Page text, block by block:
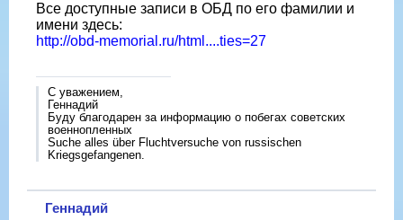
Все доступные записи в ОБД по его фамилии и
имени здесь:
http://obd-memorial.ru/html....ties=27
С уважением,
Геннадий
Буду благодарен за информацию о побегах советских
военнопленных
Suche alles über Fluchtversuche von russischen
Kriegsgefangenen.
Геннадий